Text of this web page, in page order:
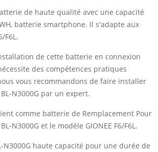
de haute qualité avec une capacité
batterie smartphone. Il s'adapte aux
F6L.
de cette batterie en connexion
des compétences pratiques
vous recommandons de faire installer
N3000G par un expert.
comme batterie de Remplacement Pour
N3000G et le modèle GIONEE F6/F6L.
N3000G haute capacité pour une durée de